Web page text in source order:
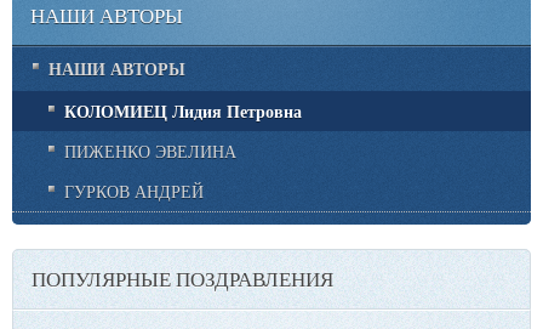
НАШИ АВТОРЫ
НАШИ АВТОРЫ
КОЛОМИЕЦ Лидия Петровна
ПИЖЕНКО ЭВЕЛИНА
ГУРКОВ АНДРЕЙ
ПОПУЛЯРНЫЕ ПОЗДРАВЛЕНИЯ